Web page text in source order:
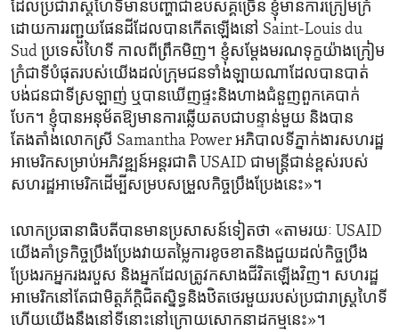
ដែល​ប្រជារាស្ត​ហៃទី​មានបញ្ហាជាឧបសគ្គច្រើន ខ្ញុំ​មានការ​ក្រៀម​ក្រំ
ដោយការរញ្ជួយ​ផែនដីដែល​បានកើត​ឡើង​នៅ​ Saint-Louis du
Sud ប្រទេស​ហៃទី កាល​ពី​ព្រឹកមិញ។ ខ្ញុំសម្តែង​មរណទុក្ខ​យ៉ាង​ក្រៀម
ក្រំ​ជាទី​បំផុតរបស់យើងដល់ក្រុម​ជន​ទាំង​ឡាយណាដែល​បានបាត់​
បង់ជនជា​ទីស្រឡាញ់​ ឬ​បានឃើញផ្ទះនិងហាង​ជំនួញ​ពួក​គេ​បាក់
បែក។ ខ្ញុំ​បាន​អនុម័ត​ឱ្យ​មានការ​ឆ្លើយ​តបជាបន្ទាន់មួយ និង​បាន​
តែងតាំង​លោក​ស្រី Samantha Power អភិបាល​ទីភ្នាក់ងារ​សហរដ្ឋ​
អាមេរិក​សម្រាប់​អភិវឌ្ឍន៍​អន្តរជាតិ USAID ជា​មន្ត្រីជាន់​ខ្ពស់​របស់​
សហរដ្ឋ​អាមេរិក​ដើម្បី​សម្រប​សម្រួលកិច្ច​ប្រឹងប្រែង​នេះ»។
លោកប្រធានាធិបតី​បាន​មានប្រសាសន៍​ទៀត​ថា «តាមរយៈ USAID
យើង​គាំទ្រកិច្ច​ប្រឹងប្រែងវាយតម្លៃ​ការ​ខូចខាតនិង​ជួយដល់​កិច្ច​ប្រឹង
ប្រែង​រក​អ្នក​រងរបួស​ ​និង​អ្នកដែល​ត្រូវ​កសាង​ជីវិត​ឡើងវិញ។ សហរដ្ឋ​
អាមេរិក​នៅ​តែ​ជាមិត្ត​ភ័ក្តិជិត​ស្និទ្ធនិង​ឋិត​ថេរមួយ​របស់​ប្រជារាស្ត្រ​ហៃទី
​ហើយយើងនឹងនៅ​ទី​នោះនៅក្រោយ​សោកនាដកម្ម​នេះ»។